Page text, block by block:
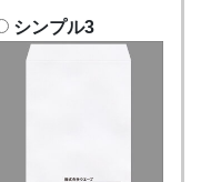
シンプル3